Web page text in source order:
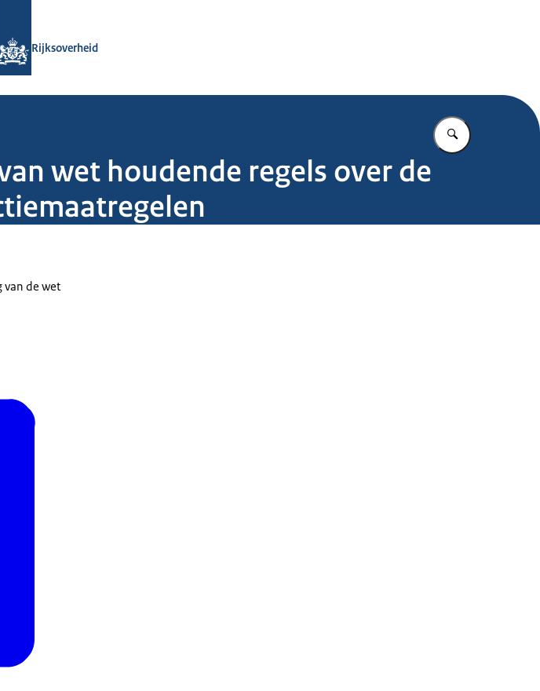
Rijksoverheid
Vul in wat u
wet houdende regels over de
van de wet